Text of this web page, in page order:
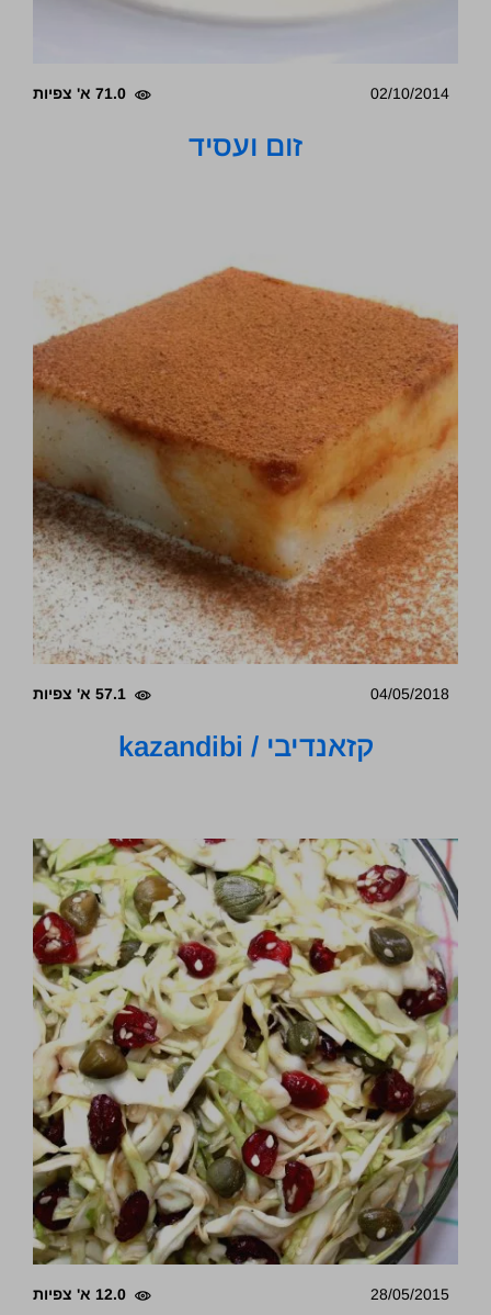
02/10/2014 71.0 א' צפיות
זום ועסיד
04/05/2018 57.1 א' צפיות
קזאנדיבי / kazandibi
28/05/2015 12.0 א' צפיות